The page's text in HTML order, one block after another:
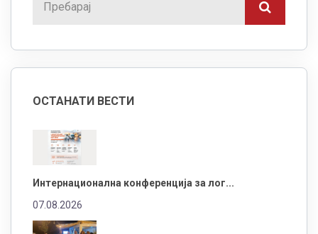
ОСТАНАТИ ВЕСТИ
Интернационална конференција за лог...
07.08.2026